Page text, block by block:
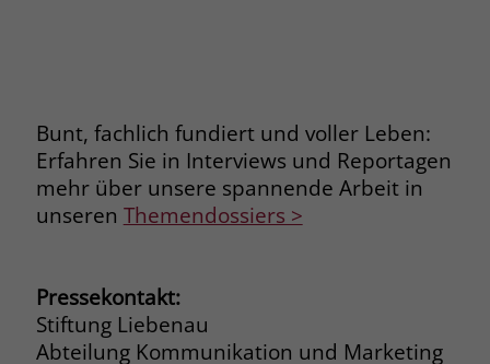
Bunt, fachlich fundiert und voller Leben:
Erfahren Sie in Interviews und Reportagen
mehr über unsere spannende Arbeit in
unseren Themendossiers >
Pressekontakt:
Stiftung Liebenau
Abteilung Kommunikation und Marketing